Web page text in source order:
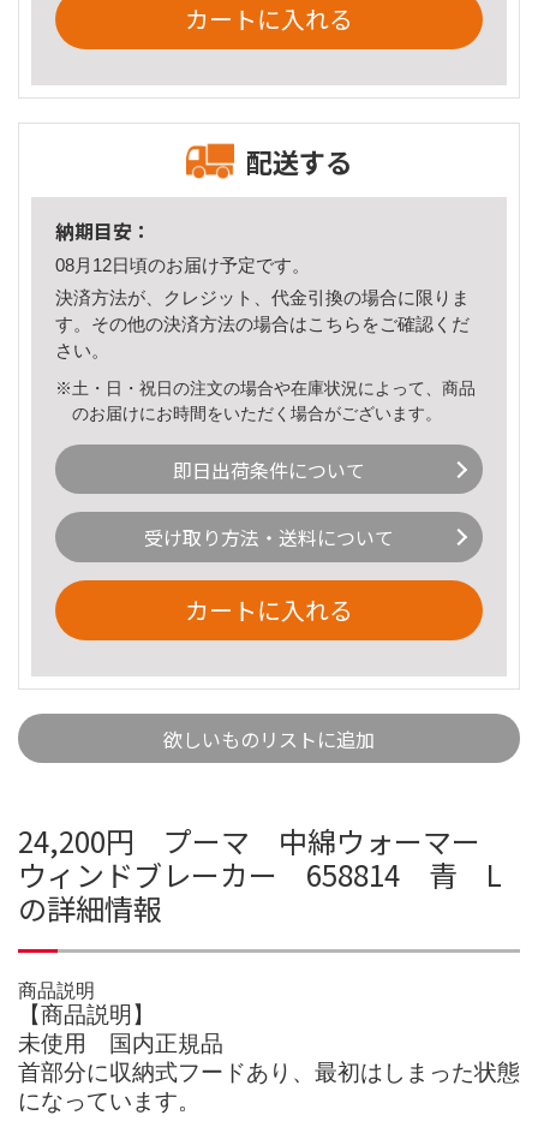
カートに入れる
配送する
納期目安：
08月12日頃のお届け予定です。
決済方法が、クレジット、代金引換の場合に限りま
す。その他の決済方法の場合はこちら をご確認くだ
さい。
※土・日・祝日の注文の場合や在庫状況によって、商品
のお届けにお時間をいただく場合がございます。
即日出荷条件について
受け取り方法・送料について
カートに入れる
欲しいものリストに追加
24,200円 プーマ 中綿ウォーマー
ウィンドブレーカー 658814 青 L
の詳細情報
商品説明
【商品説明】
未使用 国内正規品
首部分に収納式フードあり、最初はしまった状態
になっています。